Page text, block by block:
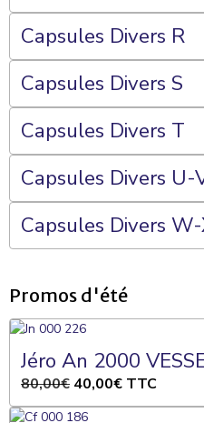
Capsules Divers R
Capsules Divers S
Capsules Divers T
Capsules Divers U-
Capsules Divers
Promos d'été
Jéro An 2000
80,00€ 40,00€ TTC